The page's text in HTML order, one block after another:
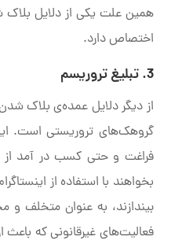
همین علت یکی از دلایل بلاک
اختصاص دارد.
3. تبلیغ تروریسم
از دیگر دلایل عمده‌ی بلاک شدن
گروهک‌های تروریستی است.
فراغت و حتی کسب در آمد از
بخواهند با استفاده از
بیندازند، به عنوان متخلف
فعالیت‌های غیرقانونی که باعث